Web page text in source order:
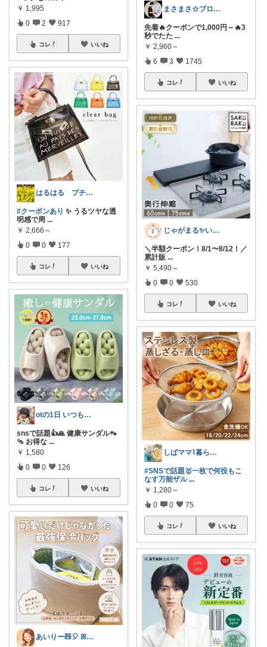
￥ 1,995
0 2 917
コレ いいね
はるはる プチプラで楽しく♡*.+゜
#クーポンあり ✨ うるツヤな透
明感で周 ...
￥ 2,666～
0 0 177
コレ いいね
otの1日 いつもありがとう⭐︎
snsで話題👍🙏 健康サンダル👡
🩴 お得な ...
￥ 1,580
0 0 126
コレ いいね
あいりー🧸🎈 ꕤ毎日を快適にꕤ
まさまさ☆プロフも見てね✨
先着🔥クーポンで1,000円～🔥3
秒でたた ...
￥ 2,960～
6 3 1745
コレ いいね
じゃがまる✨いつもありがとうございます
＼半額クーポン！8/1〜8/12！／
累計販 ...
￥ 5,490～
0 0 530
コレ いいね
しばママ⌇暮らしと子育て
#SNSで話題🥇一枚で何役もこ
なす万能ザル ...
￥ 1,280～
0 0 75
コレ いいね